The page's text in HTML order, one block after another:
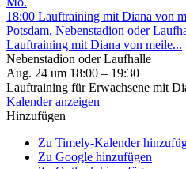
18:00 Lauftraining mit Diana von
Potsdam, Nebenstadion oder
Lauftraining mit Diana von meile...
Nebenstadion oder Laufhalle
Aug. 24 um 18:00 – 19:30
Lauftraining für Erwachsene mit
Kalender anzeigen
Hinzufügen
Zu Timely-Kalender
Zu Google hinzufügen